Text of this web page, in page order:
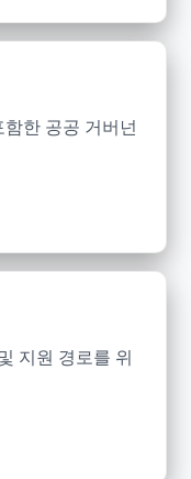
한 공공 거버넌
지원 경로를 위